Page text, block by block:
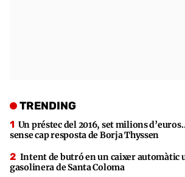
TRENDING
Un préstec del 2016, set milions
sense cap resposta de Borja Thyssen
Intent de butró en un caixer automàtic
gasolinera de Santa Coloma